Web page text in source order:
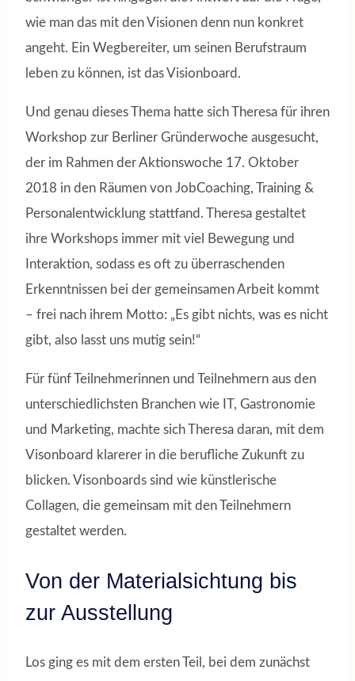
wie man das mit den Visionen denn nun konkret
angeht. Ein Wegbereiter, um seinen Berufstraum
leben zu können, ist das Visionboard.
Und genau dieses Thema hatte sich Theresa für ihren
Workshop zur Berliner Gründerwoche ausgesucht,
der im Rahmen der Aktionswoche 17. Oktober
2018 in den Räumen von JobCoaching, Training &
Personalentwicklung stattfand. Theresa gestaltet
ihre Workshops immer mit viel Bewegung und
Interaktion, sodass es oft zu überraschenden
Erkenntnissen bei der gemeinsamen Arbeit kommt
– frei nach ihrem Motto: „Es gibt nichts, was es nicht
gibt, also lasst uns mutig sein!“
Für fünf Teilnehmerinnen und Teilnehmern aus den
unterschiedlichsten Branchen wie IT, Gastronomie
und Marketing, machte sich Theresa daran, mit dem
Visonboard klarerer in die berufliche Zukunft zu
blicken. Visonboards sind wie künstlerische
Collagen, die gemeinsam mit den Teilnehmern
gestaltet werden.
Von der Materialsichtung bis
zur Ausstellung
Los ging es mit dem ersten Teil, bei dem zunächst